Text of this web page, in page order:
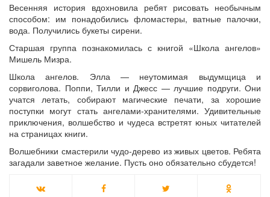
Весенняя история вдохновила ребят рисовать необычным
способом: им понадобились фломастеры, ватные палочки,
вода. Получились букеты сирени.
Старшая группа познакомилась с книгой «Школа ангелов»
Мишель Мизра.
Школа ангелов. Элла — неутомимая выдумщица и
сорвиголова. Поппи, Тилли и Джесс — лучшие подруги. Они
учатся летать, собирают магические печати, за хорошие
поступки могут стать ангелами-хранителями. Удивительные
приключения, волшебство и чудеса встретят юных читателей
на страницах книги.
Волшебники смастерили чудо-дерево из живых цветов. Ребята
загадали заветное желание. Пусть оно обязательно сбудется!